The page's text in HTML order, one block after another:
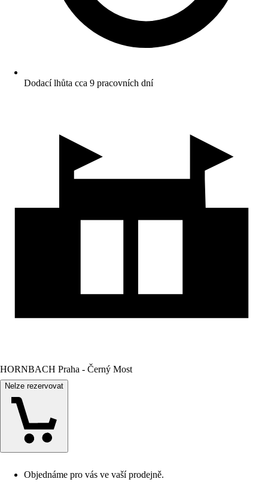
Dodací lhůta cca 9 pracovních dní
HORNBACH Praha - Černý Most
Nelze rezervovat
Objednáme pro vás ve vaší prodejně.